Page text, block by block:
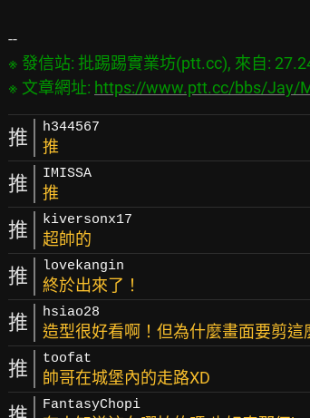
※ 發信站: 批踢踢實業坊(ptt.cc), 來自:
※ 文章網址: https://www.ptt.cc/bbs/Jay/
推 h344567
推
推 IMISSA
推
推 kiversonx17
超帥的
推 lovekangin
終於出來了！
推 hsiao28
造型很好看啊！但為什麼畫面要剪這
推 toofat
帥哥在城堡內的走路XD
FantasyChopi